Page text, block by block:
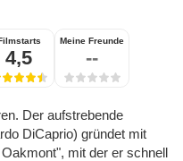
4,5
Meine Freunde
--
Der aufstrebende
DiCaprio) gründet mit
mit der er schnell